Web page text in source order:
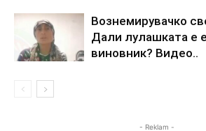
Вознемирувачко
Дали лулашката е
виновник? Видео..
- Reklam -